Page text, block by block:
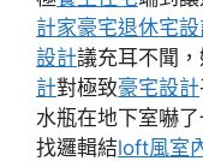
計家豪宅退休宅
設計議充耳不聞
計對極致豪宅設計
水瓶在地下室嚇
找邏輯結loft風室